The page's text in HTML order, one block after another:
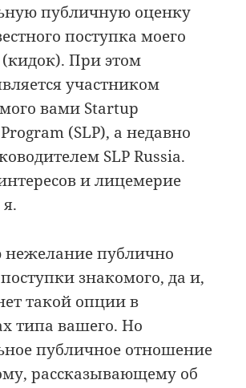
публичную оценку
поступка моего
При этом
участником
вами Startup
(SLP), а недавно
SLP Russia.
и лицемерие
публично
знакомого, да и,
такой опции в
типа вашего. Но
публичное отношение
рассказывающему об